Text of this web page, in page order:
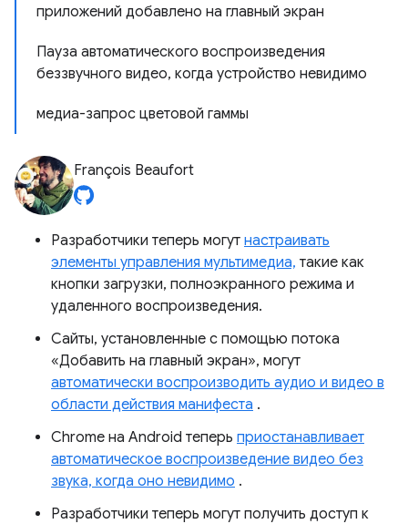
приложений добавлено на главный экран
Пауза автоматического воспроизведения
беззвучного видео, когда устройство невидимо
медиа-запрос цветовой гаммы
François Beaufort
Разработчики теперь могут настраивать
элементы управления мультимедиа, такие как
кнопки загрузки, полноэкранного режима и
удаленного воспроизведения.
Сайты, установленные с помощью потока
«Добавить на главный экран», могут
автоматически воспроизводить аудио и видео в
области действия манифеста .
Chrome на Android теперь приостанавливает
автоматическое воспроизведение видео без
звука, когда оно невидимо .
Разработчики теперь могут получить доступ к